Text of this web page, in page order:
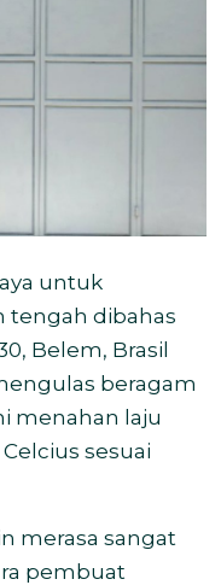
untuk
tengah dibahas
Belem, Brasil
beragam
menahan laju
sesuai
merasa sangat
pembuat